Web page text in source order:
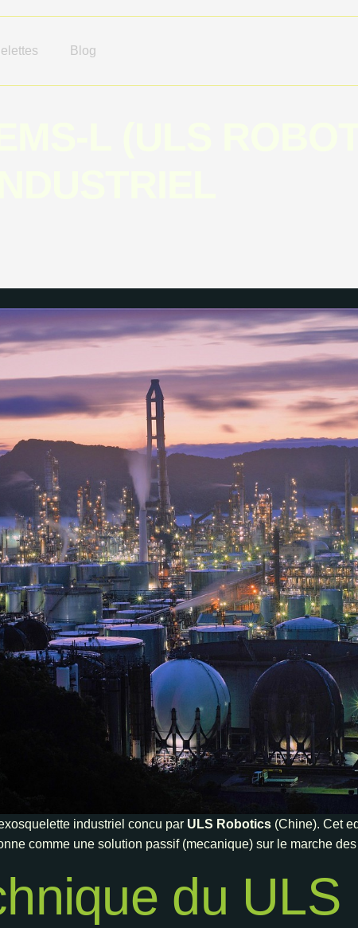
Blog
industriel concu par ULS Robotics(Chine). Cet
comme une solution passif (mecanique) sur le marche
du